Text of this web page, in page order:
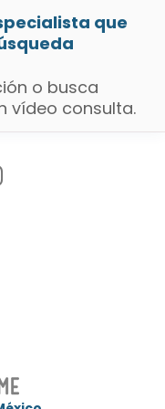
que
o busca
vídeo consulta.